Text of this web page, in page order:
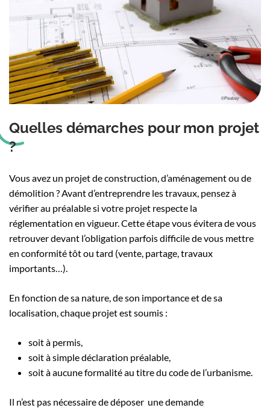
Quelles démarches pour mon projet
?
Vous avez un projet de construction, d’aménagement ou de
démolition ? Avant d’entreprendre les travaux, pensez à
vérifier au préalable si votre projet respecte la
réglementation en vigueur. Cette étape vous évitera de vous
retrouver devant l’obligation parfois difficile de vous mettre
en conformité tôt ou tard (vente, partage, travaux
importants…).
En fonction de sa nature, de son importance et de sa
localisation, chaque projet est soumis :
soit à permis,
soit à simple déclaration préalable,
soit à aucune formalité au titre du code de l’urbanisme.
Il n’est pas nécessaire de déposer une demande